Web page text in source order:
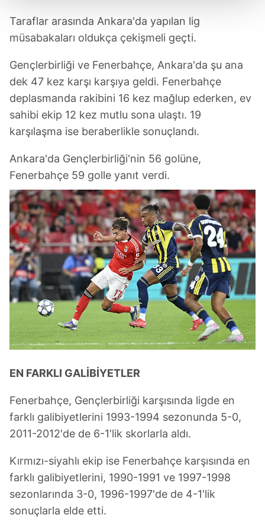
Her halükârda, kullanıcılar, bu çerezlere izin vermedikleri
takdirde, kullanıcılara hedefli reklamlar
Sizlere daha iyi bir hizmet sunabilmek için İnternet
Sitemizde kendimize ve üçüncü kişilere ait çerezler
kullanılmaktadır. Bu çerezler vasıtasıyla çeşitli kişisel
verileriniz işlenmekte olup gerekli olan çerezler bilgi
toplumu hizmetlerinin sunulması amacıyla
kılınması ve kişiselleştirilmesi ve sizlere yönelik
reklam/pazarlama faaliyetlerinin yapılması, amaçlarıyla
sınırlı olarak açık rızanız dahilinde kullanılacaktır.
Çerezlere ilişkin tercihlerinizi aşağıda yer alan panel
vasıtasıyla belirleyebilirsiniz. Çerezlere ilişkin detaylı bilgi
için Ayarlar butonuna tıklayabilir,Çerez Bilgilendirme
Metnimizi
ziyaret edebilirsiniz.
6698 sayılı Kişisel Verilerin Korunması Kanunu uyarınca
hazırlanmış Aydınlatma Metnimizi okumak ve sitemizde
ilgili mevzuata uygun olarak kullanılan çerezlerle ilgili bilgi
almak için lütfentıklayınız.
Taraflar arasında Ankara'da yapılan lig
müsabakaları oldukça çekişmeli geçti.
Gençlerbirliği ve Fenerbahçe, Ankara'da şu ana
dek 47 kez karşı karşıya geldi. Fenerbahçe
deplasmanda rakibini 16 kez mağlup ederken, ev
sahibi ekip 12 kez mutlu sona ulaştı. 19
karşılaşma ise beraberlikle sonuçlandı.
Ankara'da Gençlerbirliği'nin 56 golüne,
Fenerbahçe 59 golle yanıt verdi.
EN FARKLI GALİBİYETLER
Fenerbahçe, Gençlerbirliği karşısında ligde en
farklı galibiyetlerini 1993-1994 sezonunda 5-0,
2011-2012'de de 6-1'lik skorlarla aldı.
Kırmızı-siyahlı ekip ise Fenerbahçe karşısında en
farklı galibiyetlerini, 1990-1991 ve 1997-1998
sezonlarında 3-0, 1996-1997'de de 4-1'lik
sonuçlarla elde etti.